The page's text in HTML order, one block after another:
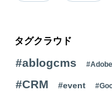
タグクラウド
#ablogcms #Adobe
#CRM
#event